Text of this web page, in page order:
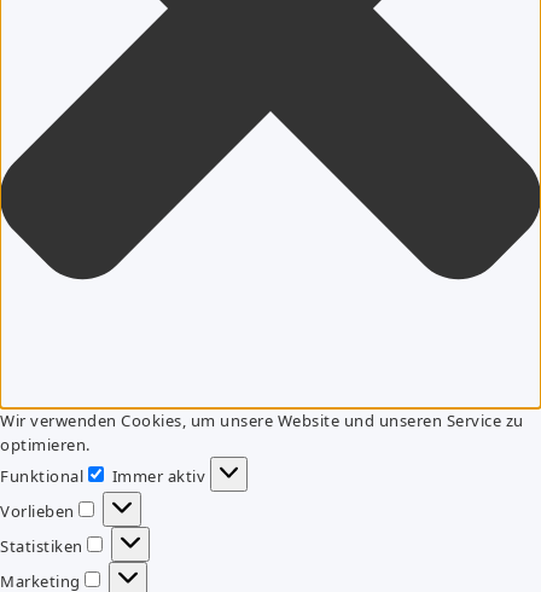
Wir verwenden Cookies, um unsere Website und unseren Service zu
optimieren.
Funktional
Funktional
Immer aktiv
Vorlieben
Vorlieben
Statistiken
Statistiken
Marketing